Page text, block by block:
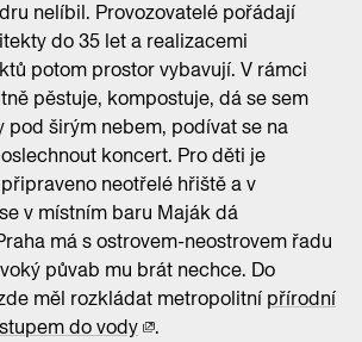
nelíbil. Provozovatelé pořádají
do 35 let a realizacemi
potom prostor vybavují. V rámci
pěstuje, kompostuje, dá se sem
pod širým nebem, podívat se na
koncert. Pro děti je
neotřelé hřiště a v
v místním baru Maják dá
má s ostrovem-neostrovem řadu
půvab mu brát nechce. Do
měl rozkládat metropolitní přírodní
do vody
.